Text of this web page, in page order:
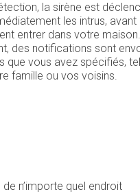
la sirène est
les intrus, avant
entrer dans votre maison.
des notifications sont
que vous avez spécifiés,
famille ou vos voisins.
n’importe quel endroit